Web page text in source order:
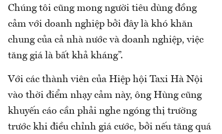
Chúng tôi cũng mong người tiêu dùng đồng
cảm với doanh nghiệp bởi đây là khó khăn
chung của cả nhà nước và doanh nghiệp, việc
tăng giá là bất khả kháng”.
Với các thành viên của Hiệp hội Taxi Hà Nội
vào thời điểm nhạy cảm này, ông Hùng cũng
khuyến cáo cần phải nghe ngóng thị trường
trước khi điều chỉnh giá cước, bởi nếu tăng quá